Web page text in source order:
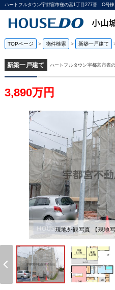
TOPページ > 物件検索 > 新築一戸建て
新築一戸建て ハートフルタウン宇都宮市雀
3,890万円
現地外観写真 【現地